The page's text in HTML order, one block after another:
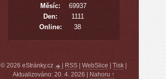
Online: 38
Měsíc:
69937
Den:
1111
© 2026 eStránky.cz RSS| WebSlice Tisk|
Aktualizováno: 20. 4. 2026
Nahoru ↑